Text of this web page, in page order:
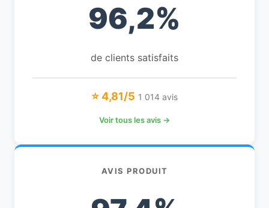
96,2%
de clients satisfaits
⭐ 4,81/5 1 014 avis
Voir tous les avis →
AVIS PRODUIT